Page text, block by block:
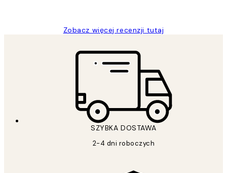
Zobacz więcej recenzji tutaj
SZYBKA DOSTAWA
2-4 dni roboczych